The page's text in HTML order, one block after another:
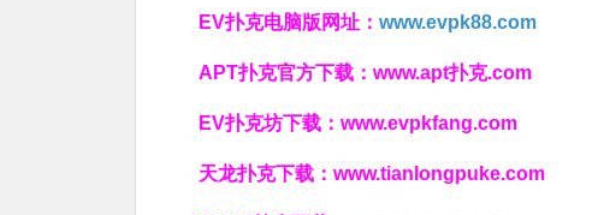
EV扑克电脑版网址： www.evpk88.com
APT扑克官方下载： www.apt扑克.com
EV扑克坊下载： www.evpkfang.com
天龙扑克下载： www.tianlongpuke.com